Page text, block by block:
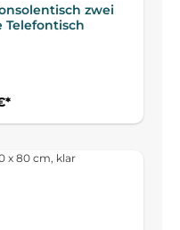
zwei
Telefontisch